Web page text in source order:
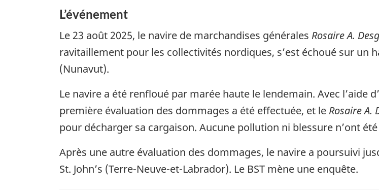
L’événement
Le 23 août 2025, le navire de marchandises générales Rosaire A.
ravitaillement pour les collectivités nordiques, s’est échoué sur un
(Nunavut).
Le navire a été renfloué par marée haute le lendemain. Avec l’aide
première évaluation des dommages a été effectuée, et le Rosaire A.
pour décharger sa cargaison. Aucune pollution ni blessure n’ont
Après une autre évaluation des dommages, le navire a poursuivi
St. John’s (Terre-Neuve-et-Labrador). Le BST mène une enquête.